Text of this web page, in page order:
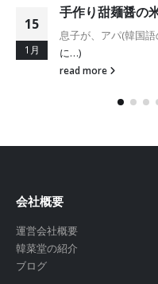
21
11月
世界初、チーズ
テレビで紹介された
ーミーな味噌で花の
read more
会社概要
運営会社概要
韓菜堂の紹介
ブログ